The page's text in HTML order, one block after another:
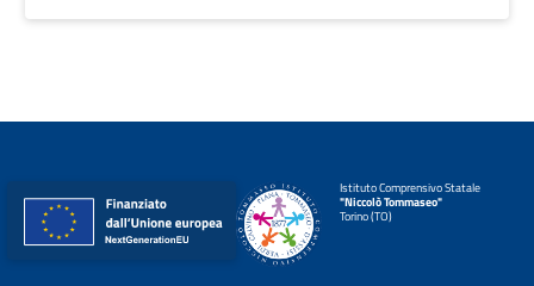
Istituto Comprensivo Statale
"Niccolò Tommaseo"
Torino (TO)